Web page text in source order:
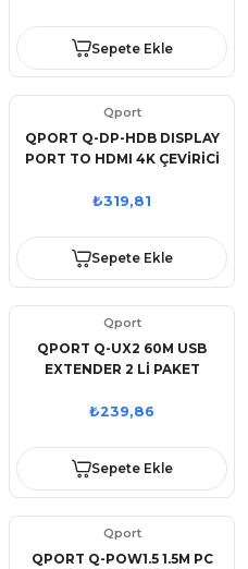
Sepete Ekle
Qport
QPORT Q-DP-HDB DISPLAY
PORT TO HDMI 4K ÇEVİRİCİ
₺319,81
Sepete Ekle
Qport
QPORT Q-UX2 60M USB
EXTENDER 2 Lİ PAKET
₺239,86
Sepete Ekle
Qport
QPORT Q-POW1.5 1.5M PC